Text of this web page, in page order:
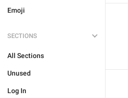
Emoji
SECTIONS
All Sections
Unused
Log In